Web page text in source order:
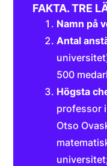
FAKTA. TRE
Namn på
Antal
500
Högsta
professor
Otso